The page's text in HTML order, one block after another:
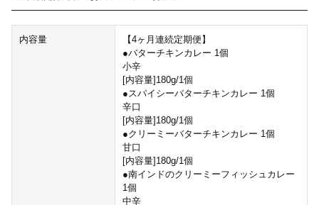
内容量
【4ヶ月連続定期便】
●バターチキンカレー 1個
小辛
[内容量]180g/1個
●スパイシーバターチキンカレー 1個
辛口
[内容量]180g/1個
●クリーミーバターチキンカレー 1個
甘口
[内容量]180g/1個
●南インドのクリーミーフィッシュカレー
1個
中辛